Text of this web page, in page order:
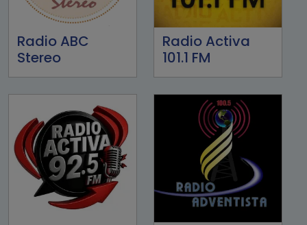
Radio ABC
Stereo
Radio Activa
101.1 FM